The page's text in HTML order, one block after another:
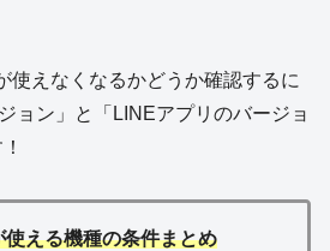
使えなくなるかどうか確認するに
ョン」と「LINEアプリのバージョ
える機種の条件まとめ